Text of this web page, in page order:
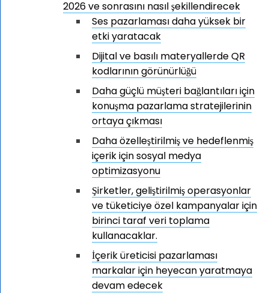
2026 ve sonrasını nasıl şekillendirecek
Ses pazarlaması daha yüksek bir
etki yaratacak
Dijital ve basılı materyallerde QR
kodlarının görünürlüğü
Daha güçlü müşteri bağlantıları için
konuşma pazarlama stratejilerinin
ortaya çıkması
Daha özelleştirilmiş ve hedeflenmiş
içerik için sosyal medya
optimizasyonu
Şirketler, geliştirilmiş operasyonlar
ve tüketiciye özel kampanyalar için
birinci taraf veri toplama
kullanacaklar.
İçerik üreticisi pazarlaması
markalar için heyecan yaratmaya
devam edecek